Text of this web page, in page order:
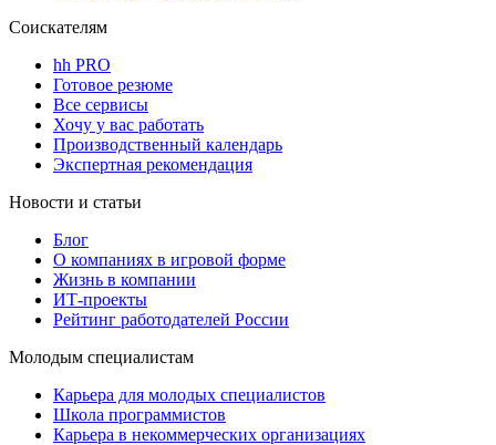
Соискателям
hh PRO
Готовое резюме
Все сервисы
Хочу у вас работать
Производственный календарь
Экспертная рекомендация
Новости и статьи
Блог
О компаниях в игровой форме
Жизнь в компании
ИТ-проекты
Рейтинг работодателей России
Молодым специалистам
Карьера для молодых специалистов
Школа программистов
Карьера в некоммерческих организациях